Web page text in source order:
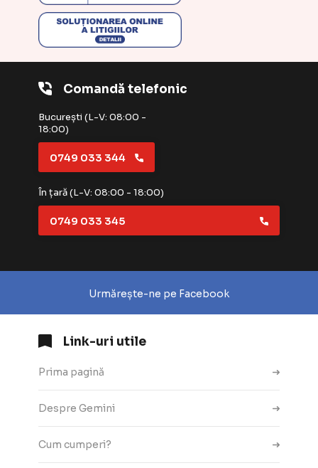
Comandă telefonic
București (L-V: 08:00 -
18:00)
0749 033 344
În țară (L-V: 08:00 - 18:00)
0749 033 345
Urmărește-ne pe Facebook
Link-uri utile
Prima pagină
Despre Gemini
Cum cumperi?